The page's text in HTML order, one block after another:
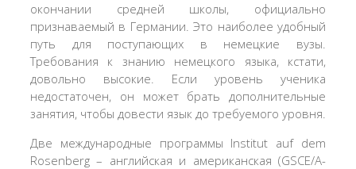
окончании средней школы, официально
признаваемый в Германии. Это наиболее удобный
путь для поступающих в немецкие вузы.
Требования к знанию немецкого языка, кстати,
довольно высокие. Если уровень ученика
недостаточен, он может брать дополнительные
занятия, чтобы довести язык до требуемого уровня.
Две международные программы Institut auf dem
Rosenberg – английская и американская (GSCE/A-